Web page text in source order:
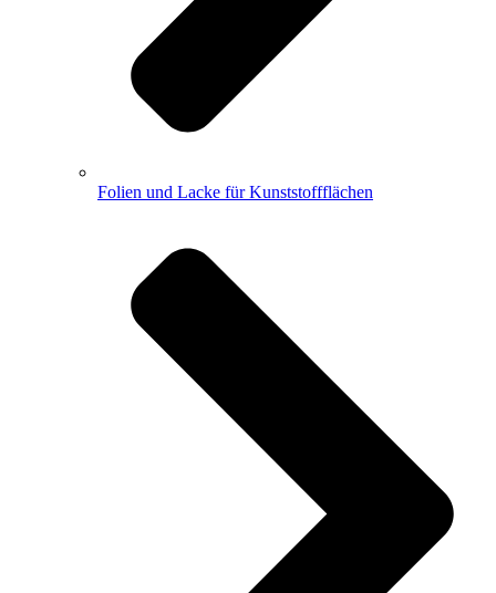
Folien und Lacke für Kunststoffflächen